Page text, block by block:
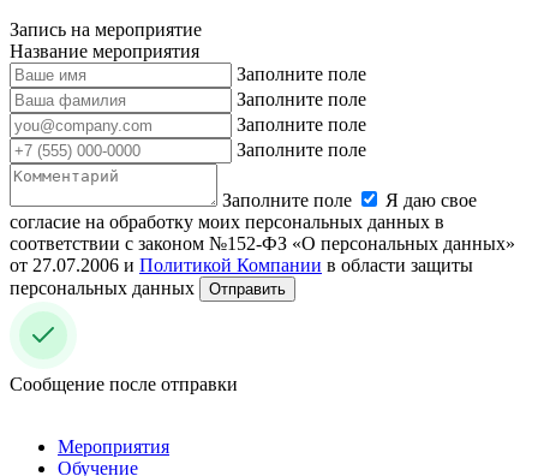
Запись на мероприятие
Название мероприятия
Заполните поле
Заполните поле
Заполните поле
Заполните поле
Заполните поле
Я даю свое
согласие на обработку моих персональных данных в
соответствии с законом №152-ФЗ «О персональных данных»
от 27.07.2006 и Политикой Компании в области защиты
персональных данных
Отправить
Сообщение после отправки
Мероприятия
Обучение